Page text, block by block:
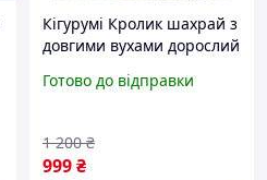
Кігурумі Кролик шахрай з
довгими вухами дорослий
сірий для підлітків і
Готово до відправки
999₴
1 200 ₴